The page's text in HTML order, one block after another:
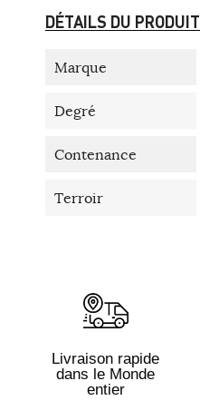
DÉTAILS DU PRODUIT
Marque
Degré
Contenance
Terroir
Livraison rapide
dans le Monde
entier